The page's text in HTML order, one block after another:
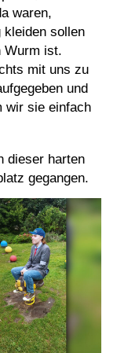
waren,
kleiden sollen
Wurm ist.
mit uns zu
und
wir sie einfach
dieser harten
gegangen.